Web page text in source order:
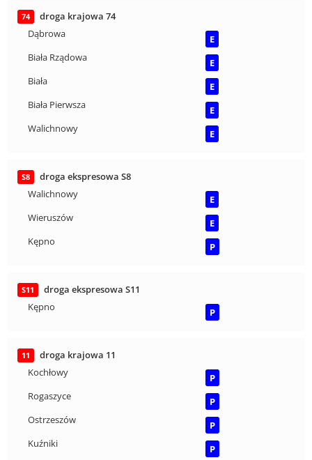
74
droga krajowa 74
Dąbrowa
E
Biała Rządowa
E
Biała
E
Biała Pierwsza
E
Walichnowy
E
S8
droga ekspresowa S8
Walichnowy
E
Wieruszów
E
Kępno
P
S11
droga ekspresowa S11
Kępno
P
11
droga krajowa 11
Kochłowy
P
Rogaszyce
P
Ostrzeszów
P
Kuźniki
P